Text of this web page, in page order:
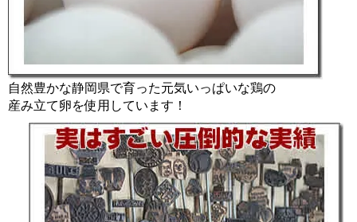
自然豊かな静岡県で育った元気いっぱいな鶏の
産み立て卵を使用しています！